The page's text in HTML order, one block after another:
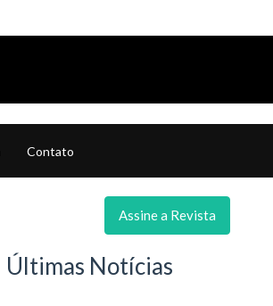
Contato
Assine a Revista
Últimas Notícias